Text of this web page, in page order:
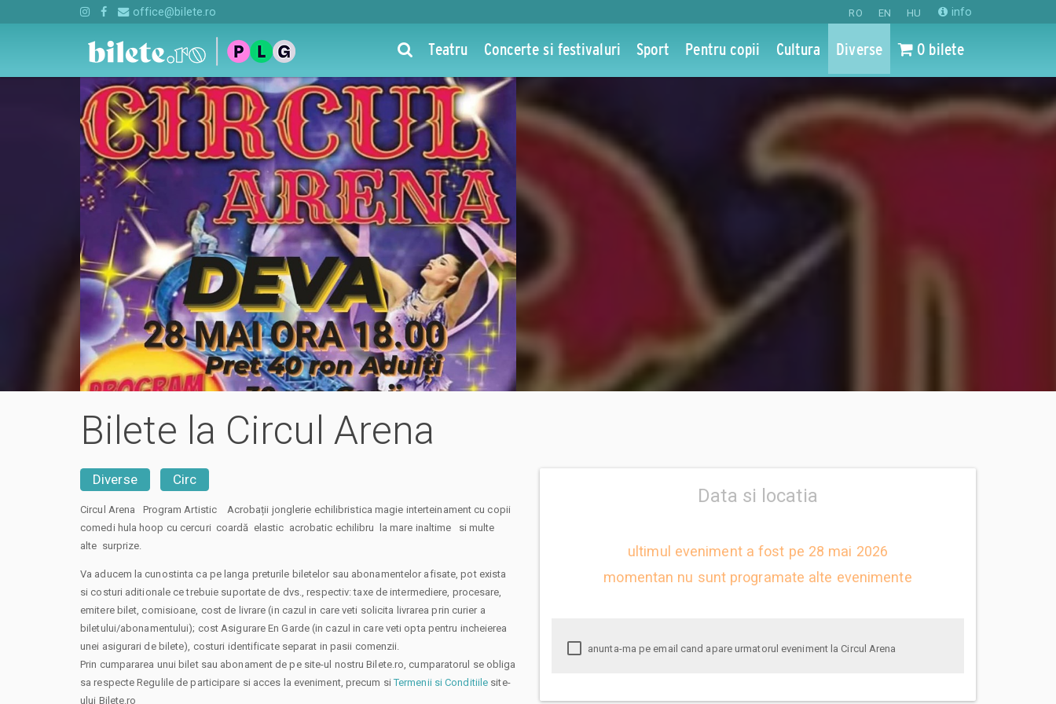
RO EN HU info
office@bilete.ro
Teatru Concerte si festivaluri Sport Pentru copii Cultura Diverse 0 bilete
Bilete la Circul Arena
Diverse Circ
Data si locatia
ultimul eveniment a fost pe 28 mai 2026
momentan nu sunt programate alte evenimente
anunta-ma pe email cand apare urmatorul eveniment la Circul Arena
Circul Arena Program Artistic Acrobații jonglerie echilibristica magie interteinament cu copii
comedi hula hoop cu cercuri coardă elastic acrobatic echilibru la mare inaltime si multe
alte surprize.
Va aducem la cunostinta ca pe langa preturile biletelor sau abonamentelor afisate, pot exista
si costuri aditionale ce trebuie suportate de dvs., respectiv: taxe de intermediere, procesare,
emitere bilet, comisioane, cost de livrare (in cazul in care veti solicita livrarea prin curier a
biletului/abonamentului); cost Asigurare En Garde (in cazul in care veti opta pentru incheierea
unei asigurari de bilete), costuri identificate separat in pasii comenzii.
Prin cumpararea unui bilet sau abonament de pe site-ul nostru Bilete.ro, cumparatorul se obliga
sa respecte Regulile de participare si acces la eveniment, precum siTermenii si Conditiile site-
ului Bilete.ro